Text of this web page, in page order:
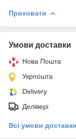
Приховати
Умови доставки
Нова Пошта
Укрпошта
Delivery
Делівері
Всі умови доставки